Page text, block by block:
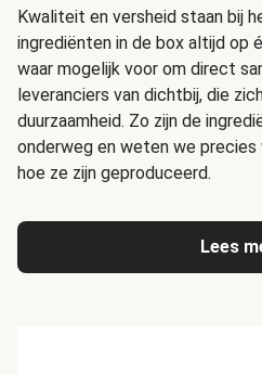
Kwaliteit en versheid staan bij
ingrediënten in de box altijd op
waar mogelijk voor om direct
leveranciers van dichtbij, die
duurzaamheid. Zo zijn de
onderweg en weten we precies
hoe ze zijn geproduceerd.
Lees